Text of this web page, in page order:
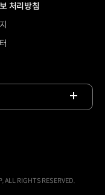
처리방침
RIGHTS RESERVED.